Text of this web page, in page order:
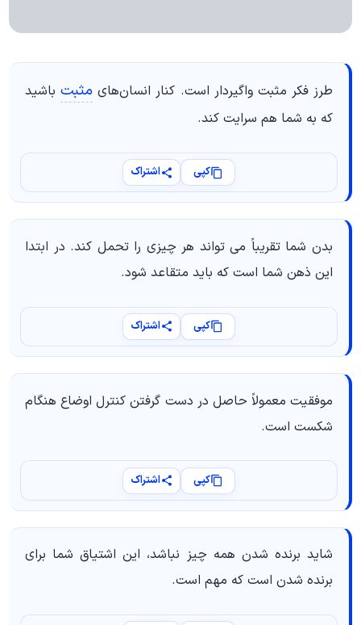
طرز فکر مثبت واگیردار است. کنار انسان‌های مثبتباشید
که به شما هم سرایت کند.
کپی اشتراک
بدن شما تقریباً می تواند هر چیزی را تحمل کند. در ابتدا
این ذهن شما است که باید متقاعد شود.
کپی اشتراک
موفقیت معمولاً حاصل در دست گرفتن کنترل اوضاع هنگام
شکست است.
کپی اشتراک
شاید برنده شدن همه چیز نباشد، این اشتیاق شما برای
برنده شدن است که مهم است.